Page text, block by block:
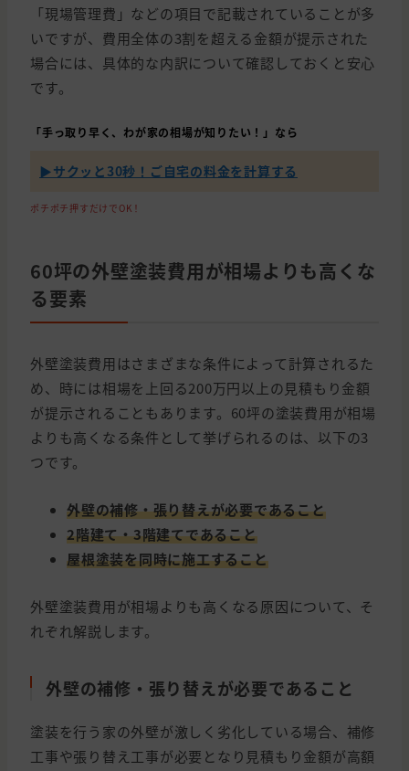
「現場管理費」などの項目で記載されていることが多
いですが、費用全体の3割を超える金額が提示された
場合には、具体的な内訳について確認しておくと安心
です。
「手っ取り早く、わが家の相場が知りたい！」なら
▶︎サクッと30秒！ご自宅の料金を計算する
ポチポチ押すだけでOK！
60坪の外壁塗装費用が相場よりも高くな
る要素
外壁塗装費用はさまざまな条件によって計算されるた
め、時には相場を上回る200万円以上の見積もり金額
が提示されることもあります。60坪の塗装費用が相場
よりも高くなる条件として挙げられるのは、以下の3
つです。
外壁の補修・張り替えが必要であること
2階建て・3階建てであること
屋根塗装を同時に施工すること
外壁塗装費用が相場よりも高くなる原因について、そ
れぞれ解説します。
外壁の補修・張り替えが必要であること
塗装を行う家の外壁が激しく劣化している場合、補修
工事や張り替え工事が必要となり見積もり金額が高額